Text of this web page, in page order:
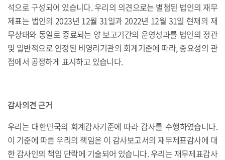
석으로 구성되어 있습니다. 우리의 의견으로는 별첨된 법인의 재무
제표는 법인의 2023년 12월 31일과 2022년 12월 31일 현재의 재
무상태와 동일로 종료되는 양 보고기간의 운영성과를 법인의 정관
및 일반적으로 인정된 비영리기관의 회계기준에 따라, 중요성의 관
점에서 공정하게 표시하고 있습니다.
감사의견 근거
우리는 대한민국의 회계감사기준에 따라 감사를 수행하였습니다.
이 기준에 따른 우리의 책임은 이 감사보고서의 재무제표감사에 대
한 감사인의 책임 단락에 기술되어 있습니다. 우리는 재무제표감사